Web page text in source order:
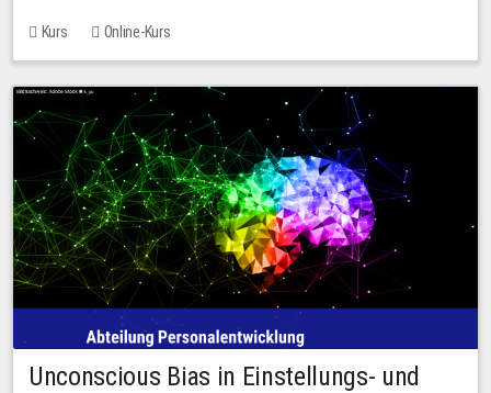
Kurs Online-Kurs
Unconscious Bias in Einstellungs- und